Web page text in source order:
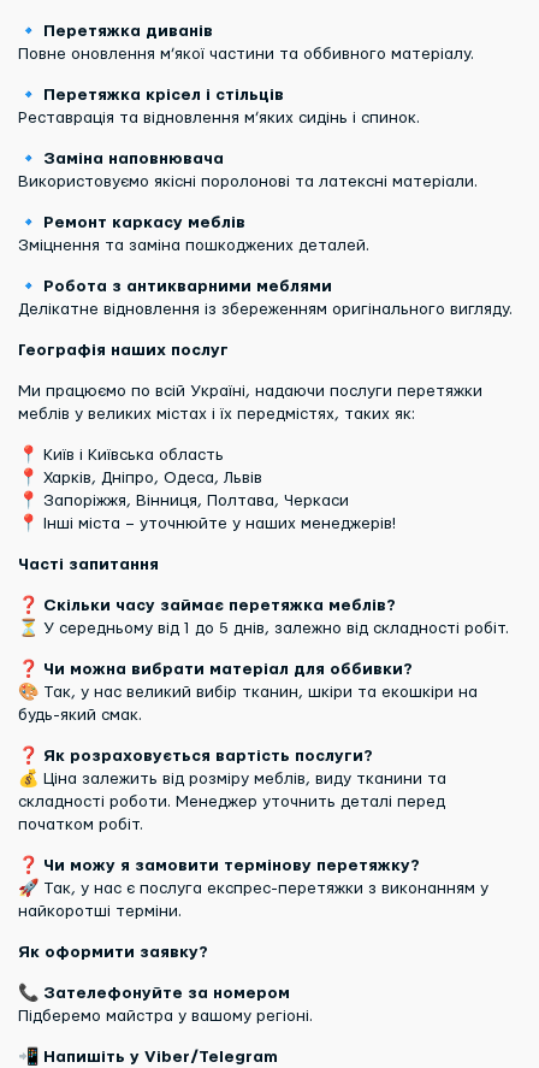
🔹
Перетяжка диванів
Повне оновлення м’якої частини та оббивного матеріалу.
🔹
Перетяжка крісел і стільців
Реставрація та відновлення м’яких сидінь і спинок.
🔹 Заміна наповнювача
Використовуємо якісні поролонові та латексні матеріали.
🔹
Ремонт каркасу меблів
Зміцнення та заміна пошкоджених деталей.
🔹
Робота з антикварними меблями
Делікатне відновлення із збереженням оригінального вигляду.
Географія наших послуг
Ми працюємо по всій Україні, надаючи послуги перетяжки
меблів у великих містах і їх передмістях, таких як:
📍 Київ і Київська область
📍 Харків, Дніпро, Одеса, Львів
📍 Запоріжжя, Вінниця, Полтава, Черкаси
📍 Інші міста – уточнюйте у наших менеджерів!
Часті запитання
❓ Скільки часу займає перетяжка меблів?
⏳ У середньому від 1 до 5 днів, залежно від складності робіт.
❓ Чи можна вибрати матеріал для оббивки?
🎨 Так, у нас великий вибір тканин, шкіри та екошкіри на
будь-який смак.
❓ Як розраховується вартість послуги?
💰 Ціна залежить від розміру меблів, виду тканини та
складності роботи. Менеджер уточнить деталі перед
початком робіт.
❓ Чи можу я замовити термінову перетяжку?
🚀 Так, у нас є послуга експрес-перетяжки з виконанням у
найкоротші терміни.
Як оформити заявку?
📞 Зателефонуйте за номером
Підберемо майстра у вашому регіоні.
📲 Напишіть у Viber/Telegram